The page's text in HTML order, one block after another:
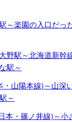
～楽園の入口だっ
野駅～北海道新幹
駅～
山陽本線)～山深
～
本・篠ノ井線)～小